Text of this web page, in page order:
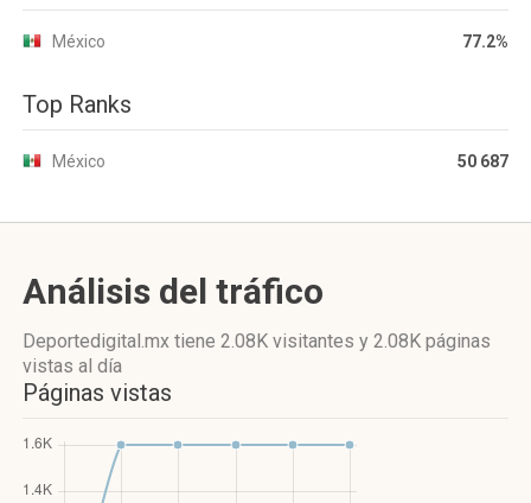
México 77.2%
Top Ranks
México 50 687
Análisis del tráfico
Deportedigital.mx tiene 2.08K visitantes y 2.08K páginas
vistas al día
Páginas vistas